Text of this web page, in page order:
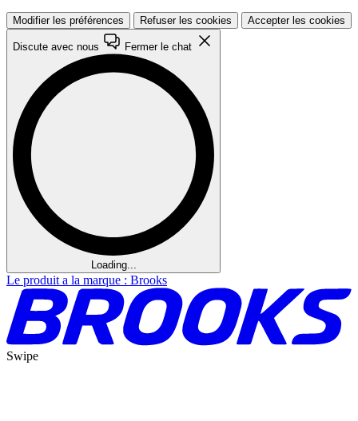
Modifier les préférences Refuser les cookies Accepter les cookies
Discute avec nous Fermer le chat
Loading...
Le produit a la marque : Brooks
Swipe